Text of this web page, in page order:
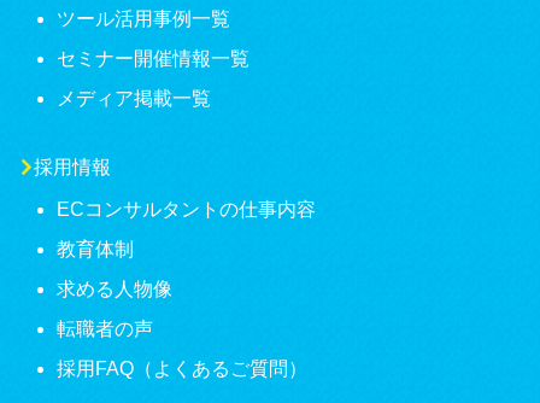
ツール活用事例一覧
セミナー開催情報一覧
メディア掲載一覧
採用情報
ECコンサルタントの仕事内容
教育体制
求める人物像
転職者の声
採用FAQ（よくあるご質問）